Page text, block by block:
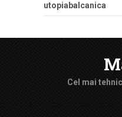
utopiabalcanica
Cel mai